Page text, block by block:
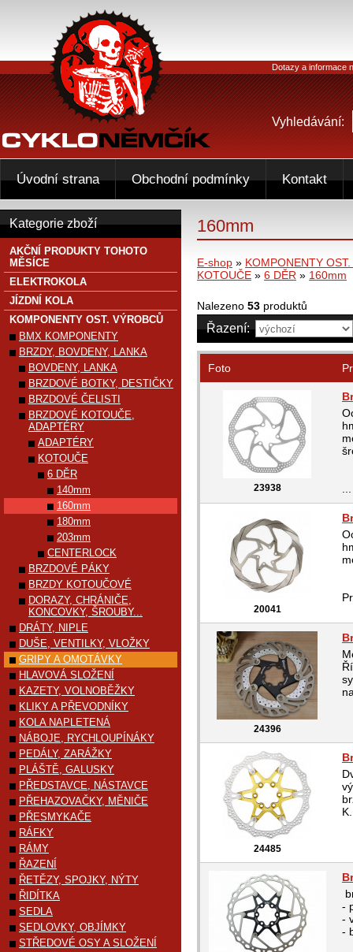
160mm
E-shop » KOMPONENTY
KOTOUČE » 6 DĚR » 160mm
Nalezeno 53 produktů
Řazení:
Foto
23938
20041
24396
24485
-
-
-
Kategorie zboží
AKČNÍ PRODUKTY TOHOTO
MĚSÍCE
ELEKTROKOLA
JÍZDNÍ KOLA
KOMPONENTY OST. VÝROBCŮ
BMX KOMPONENTY
BRZDY, BOVDENY, LANKA
BOVDENY, LANKA
BRZDOVÉ BOTKY, DESTIČKY
BRZDOVÉ ČELISTI
BRZDOVÉ KOTOUČE,
ADAPTÉRY
ADAPTÉRY
KOTOUČE
6 DĚR
140mm
160mm
180mm
203mm
CENTERLOCK
BRZDOVÉ PÁKY
BRZDY KOTOUČOVÉ
DORAZY, CHRÁNIČE,
KONCOVKY, ŠROUBY...
DRÁTY, NIPLE
DUŠE, VENTILKY, VLOŽKY
GRIPY A OMOTÁVKY
HLAVOVÁ SLOŽENÍ
KAZETY, VOLNOBĚŽKY
KLIKY A PŘEVODNÍKY
KOLA NAPLETENÁ
NÁBOJE, RYCHLOUPÍNÁKY
PEDÁLY, ZARÁŽKY
PLÁŠTĚ, GALUSKY
PŘEDSTAVCE, NÁSTAVCE
PŘEHAZOVAČKY, MĚNIČE
PŘESMYKAČE
RÁFKY
RÁMY
ŘAZENÍ
ŘETĚZY, SPOJKY, NÝTY
ŘIDÍTKA
SEDLA
SEDLOVKY, OBJÍMKY
STŘEDOVÉ OSY A SLOŽENÍ
Dotazy a informace
Vyhledávání:
Úvodní strana Obchodní podmínky Kontakt